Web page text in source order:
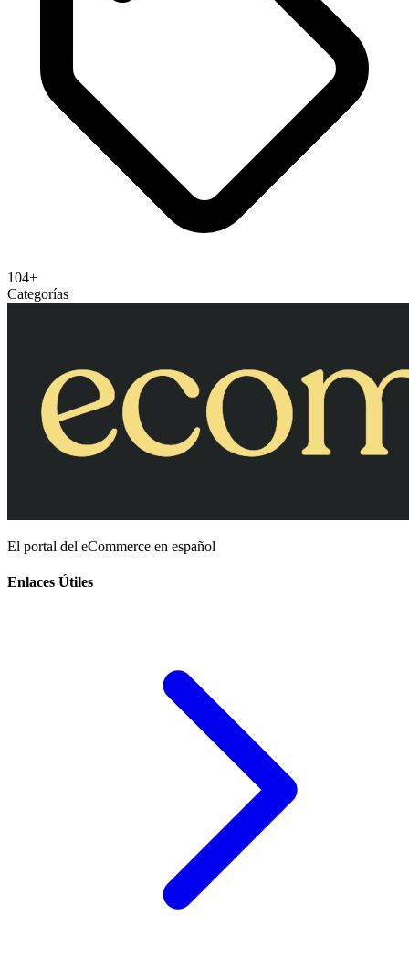
104+
Categorías
El portal del eCommerce en español
Enlaces Útiles